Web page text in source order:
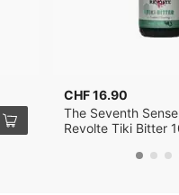
CHF 16.90
The Seventh Sense
Revolte Tiki Bitter